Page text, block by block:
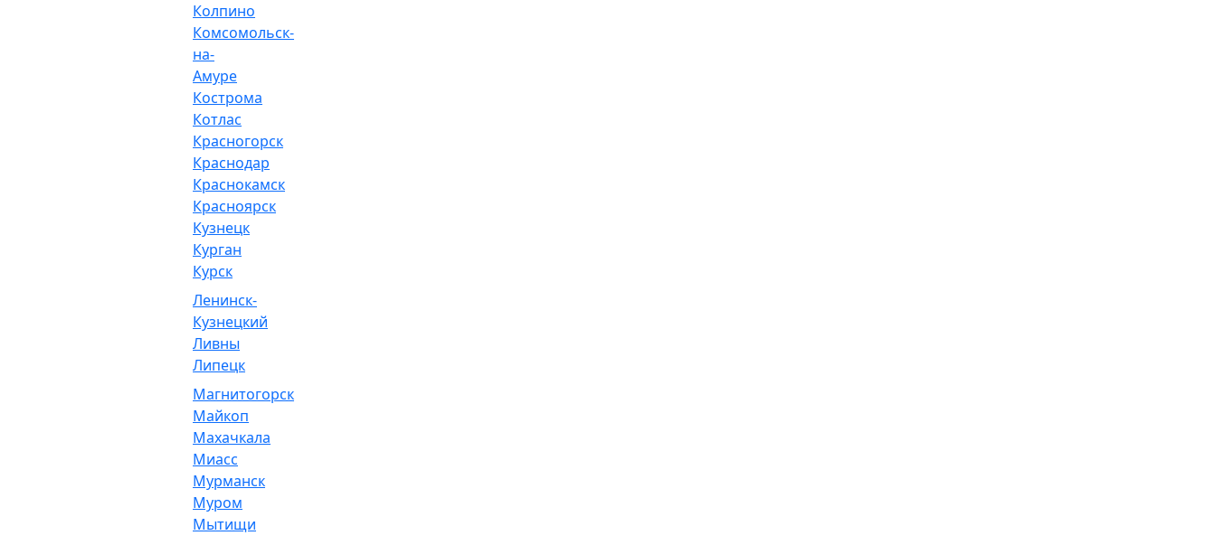
Колпино
Комсомольск-
на-
Амуре
Кострома
Котлас
Красногорск
Краснодар
Краснокамск
Красноярск
Кузнецк
Курган
Курск
Ленинск-
Кузнецкий
Ливны
Липецк
Магнитогорск
Майкоп
Махачкала
Миасс
Мурманск
Муром
Мытищи